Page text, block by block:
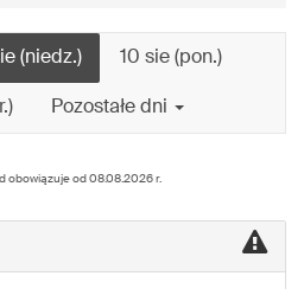
(niedz.) 10 sie (pon.)
Pozostałe dni
obowiązuje od 08.08.2026 r.